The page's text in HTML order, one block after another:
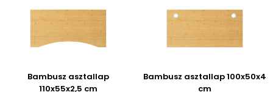
Bambusz asztallap
110x55x2,5 cm
Bambusz asztallap 100x50x4
cm